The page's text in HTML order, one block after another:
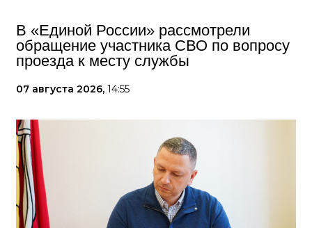
В «Единой России» рассмотрели
обращение участника СВО по вопросу
проезда к месту службы
07 августа 2026, 14:55